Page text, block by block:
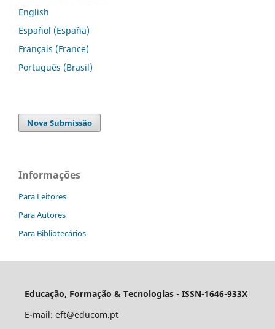
English
Español (España)
Français (France)
Português (Brasil)
Nova Submissão
Informações
Para Leitores
Para Autores
Para Bibliotecários
Educação, Formação & Tecnologias - ISSN-1646-933X
E-mail: eft@educom.pt